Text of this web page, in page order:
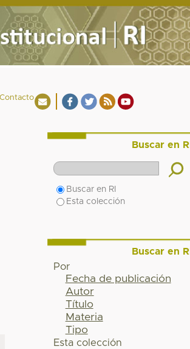
Buscar en RI
Buscar en RI
Esta colección
Buscar en RI
Por
Fecha de publicación
Autor
Título
Materia
Tipo
Esta colección